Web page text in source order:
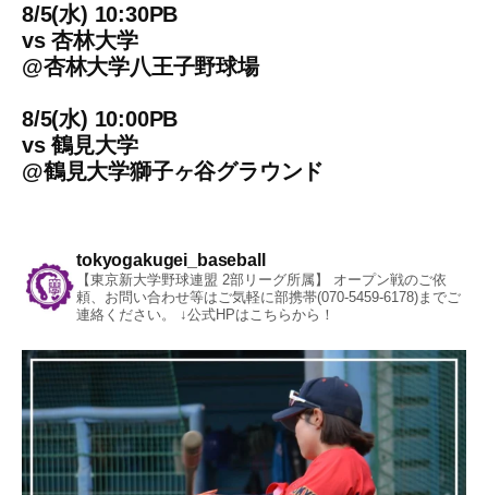
8/5(水) 10:30PB
vs杏林大学
@杏林大学八王子野球場
8/5(水) 10:00PB
vs鶴見大学
@鶴見大学獅子ヶ谷グラウンド
tokyogakugei_baseball
【東京新大学野球連盟 2部リーグ所属】
オープン戦のご依
頼、お問い合わせ等はご気軽に部携帯(070-5459-6178)までご
連絡ください。
↓公式HPはこちらから！